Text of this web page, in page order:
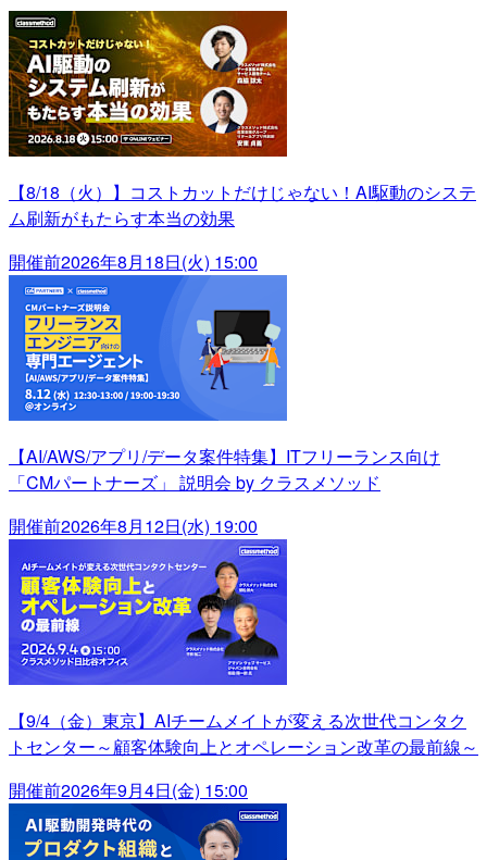
【8/18（火）】コストカットだけじゃない！AI駆動のシステ
ム刷新がもたらす本当の効果
開催前2026年8月18日(火) 15:00
【AI/AWS/アプリ/データ案件特集】ITフリーランス向け
「CMパートナーズ」 説明会 by クラスメソッド
開催前2026年8月12日(水) 19:00
【9/4（金）東京】AIチームメイトが変える次世代コンタク
トセンター～顧客体験向上とオペレーション改革の最前線～
開催前2026年9月4日(金) 15:00